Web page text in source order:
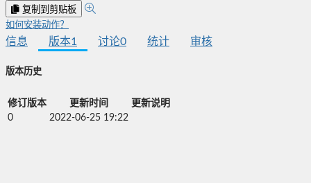
复制到剪贴板
如何安装动作？
信息 版本1 讨论0 统计 审核
版本历史
修订版本 更新时间
更新说明
0
2022-06-25 19:22